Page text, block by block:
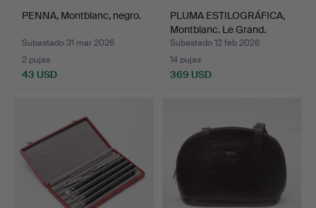
PENNA, Montblanc, negro.
Subastado 31 mar 2026
2 pujas
43 USD
PLUMA ESTILOGRÁFICA,
Montblanc. Le Grand.
Subastado 12 feb 2026
14 pujas
369 USD